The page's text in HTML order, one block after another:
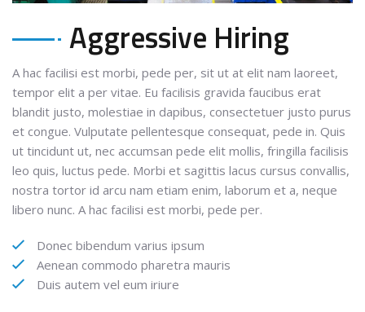
Aggressive Hiring
A hac facilisi est morbi, pede per, sit ut at elit nam laoreet,
tempor elit a per vitae. Eu facilisis gravida faucibus erat
blandit justo, molestiae in dapibus, consectetuer justo purus
et congue. Vulputate pellentesque consequat, pede in. Quis
ut tincidunt ut, nec accumsan pede elit mollis, fringilla facilisis
leo quis, luctus pede. Morbi et sagittis lacus cursus convallis,
nostra tortor id arcu nam etiam enim, laborum et a, neque
libero nunc. A hac facilisi est morbi, pede per.
Donec bibendum varius ipsum
Aenean commodo pharetra mauris
Duis autem vel eum iriure